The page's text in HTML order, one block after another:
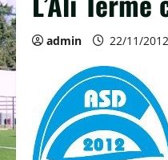
admin 22/11/2012